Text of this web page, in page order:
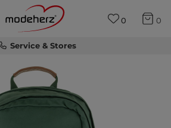
Service & Stores
0 0